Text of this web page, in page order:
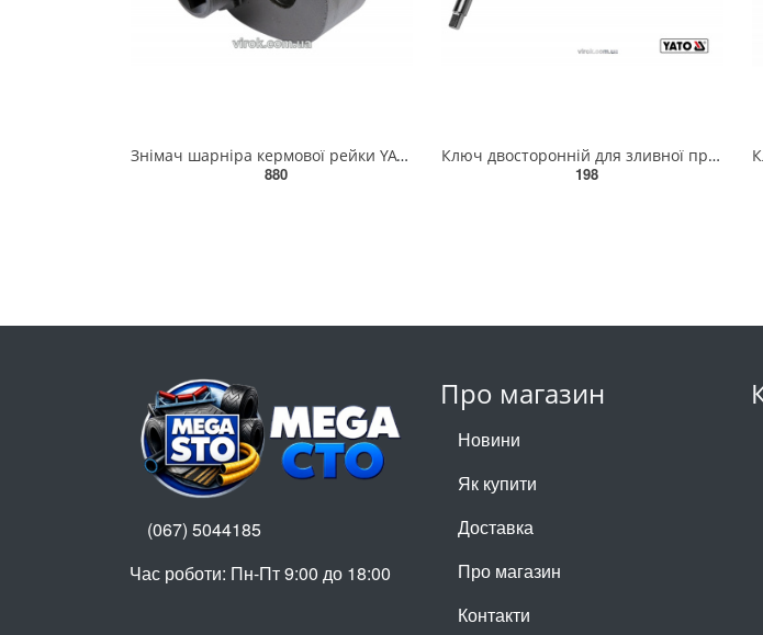
Знімач шарніра кермової рейки YATO Ø= 35-42 мм, квадратний привід- 1/2" [25] YT-06160
880
Ключ двосторонній для зливної пробки YATO : квадрат- 8 x 10 мм [6/36] YT-05995
198
Про магазин
Новини
Як купити
Доставка
Про магазин
Контакти
(067) 5044185
Час роботи: Пн-Пт 9:00 до 18:00